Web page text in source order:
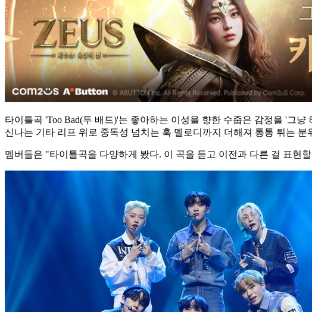
타이틀곡 'Too Bad(투 배드)'는 좋아하는 이성을 향한 수줍은 감정을 '그
신나는 기타 리프 위로 중독성 넘치는 훅 멜로디까지 더해져 통통 튀는
멤버들은 "타이틀곡을 다양하게 봤다. 이 곡을 듣고 이전과 다른 걸 표현